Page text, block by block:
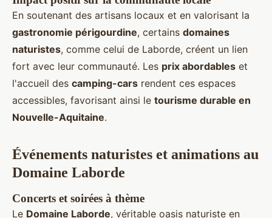
En soutenant des artisans locaux et en valorisant la
gastronomie périgourdine, certains domaines
naturistes, comme celui de Laborde, créent un lien
fort avec leur communauté. Les prix abordables et
l'accueil des camping-cars rendent ces espaces
accessibles, favorisant ainsi le tourisme durable en
Nouvelle-Aquitaine.
Événements naturistes et animations au
Domaine Laborde
Concerts et soirées à thème
Le Domaine Laborde, véritable oasis naturiste en